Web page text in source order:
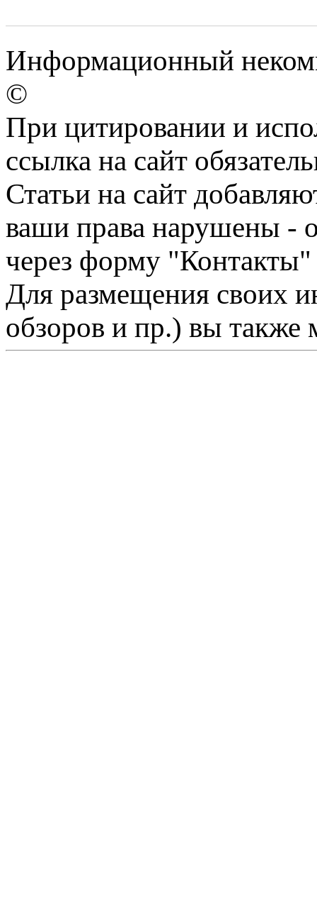
Информационный
©
При цитировании и
ссылка на сайт
Статьи на сайт
ваши права нарушены -
через форму "Контакты"
Для размещения своих
обзоров и пр.) вы также